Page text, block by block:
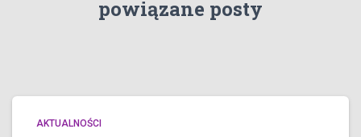
powiązane posty
AKTUALNOŚCI